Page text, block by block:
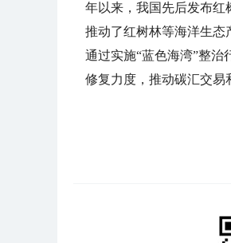
年以来，我国先后发布红
推动了红树林等海洋生态
通过实施“蓝色海湾”整
修复力度，推动碳汇交易